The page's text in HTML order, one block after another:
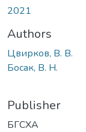
2021
Authors
Цвирков, В. В.
Босак, В. Н.
Publisher
БГСХА